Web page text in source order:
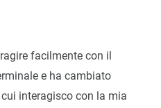
facilmente con il
e ha cambiato
interagisco con la mia